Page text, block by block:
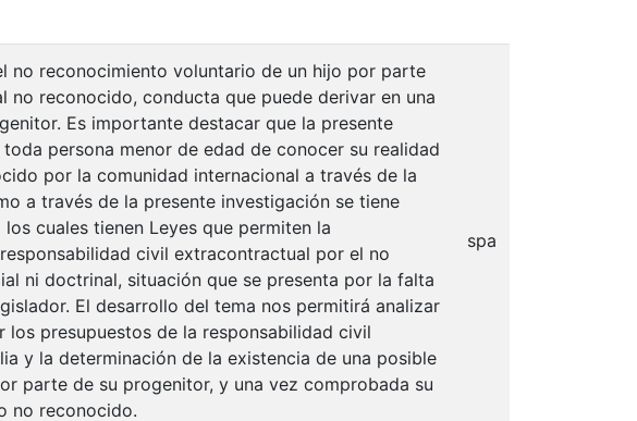
no reconocimiento voluntario de un hijo por parte
no reconocido, conducta que puede derivar en una
Es importante destacar que la presente
persona menor de edad de conocer su realidad
por la comunidad internacional a través de la
a través de la presente investigación se tiene
cuales tienen Leyes que permiten la
civil extracontractual por el no
ni doctrinal, situación que se presenta por la falta
El desarrollo del tema nos permitirá analizar
presupuestos de la responsabilidad civil
y la determinación de la existencia de una posible
parte de su progenitor, y una vez comprobada su
no reconocido.
spa